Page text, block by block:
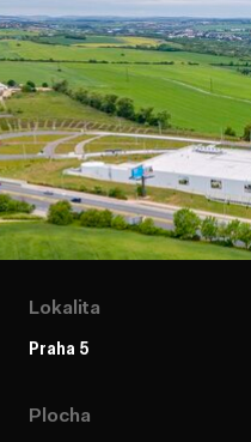
Lokalita
Praha 5
Plocha